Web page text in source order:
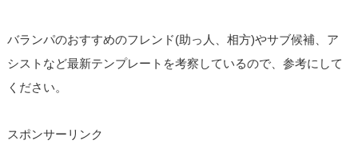
バランパのおすすめのフレンド(助っ人、相方)やサブ候補、ア
シストなど最新テンプレートを考察しているので、参考にして
ください。
スポンサーリンク